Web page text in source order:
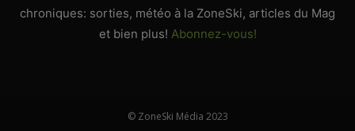
chroniques: sorties, météo à la ZoneSki, articles du Mag
et bien plus! Abonnez-vous!
© ZoneSki Média 2023